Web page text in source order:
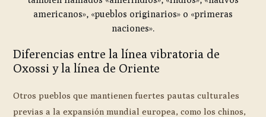
americanos», «pueblos originarios» o «primeras
naciones».
Diferencias entre la línea vibratoria de
Oxossi y la línea de Oriente
Otros pueblos que mantienen fuertes pautas culturales
previas a la expansión mundial europea, como los chinos,